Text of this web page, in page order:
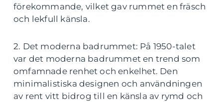
förekommande, vilket gav rummet en fräsch
och lekfull känsla.
2. Det moderna badrummet: På 1950-talet
var det moderna badrummet en trend som
omfamnade renhet och enkelhet. Den
minimalistiska designen och användningen
av rent vitt bidrog till en känsla av rymd och